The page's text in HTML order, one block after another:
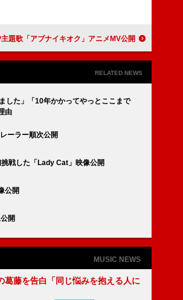
様は告らせたい 大人への階段』OP主題歌「アブナイキオク」アニメMV公開
RELATED NEWS
した」「10年かかってやっとここまで
由
ーラー順次公開
戦した「Lady Cat」映像公開
公開
開
MUSIC NEWS
葛藤を告白「同じ悩みを抱える人に